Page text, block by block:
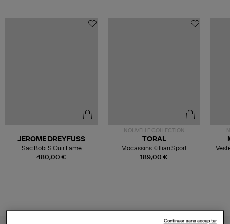
480,00 €
JEROME DREYFUSS
Sac Bobi S Cuir Lamé
Champagne
NOUVELLE COLLECTION
189,00 €
TORAL
Mocassins Killian Sport
Mousse
Continuer sans accepter